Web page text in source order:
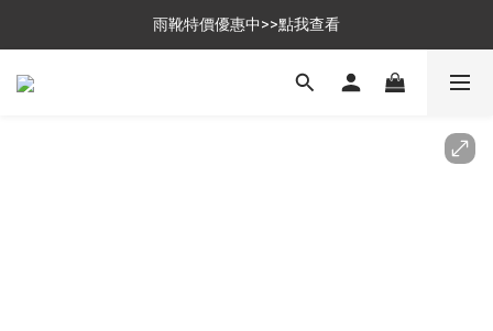
$699免運，優惠品點數5倍送
雨靴特價優惠中>>點我查看
$699免運，優惠品點數5倍送